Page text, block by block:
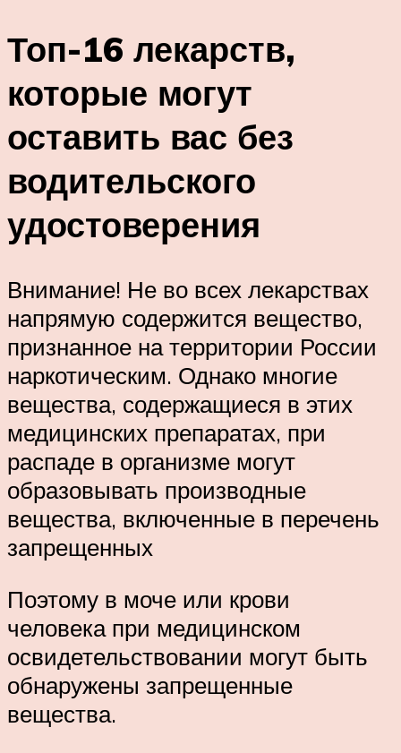
Топ-16 лекарств,
которые могут
оставить вас без
водительского
удостоверения
Внимание! Не во всех лекарствах
напрямую содержится вещество,
признанное на территории России
наркотическим. Однако многие
вещества, содержащиеся в этих
медицинских препаратах, при
распаде в организме могут
образовывать производные
вещества, включенные в перечень
запрещенных
Поэтому в моче или крови
человека при медицинском
освидетельствовании могут быть
обнаружены запрещенные
вещества.